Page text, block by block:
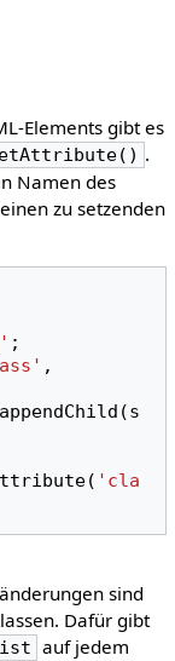
Elements gibt es
.
Namen des
zu setzenden
;
,
appendChild (s
( 'cla
sind
Dafür gibt
auf jedem